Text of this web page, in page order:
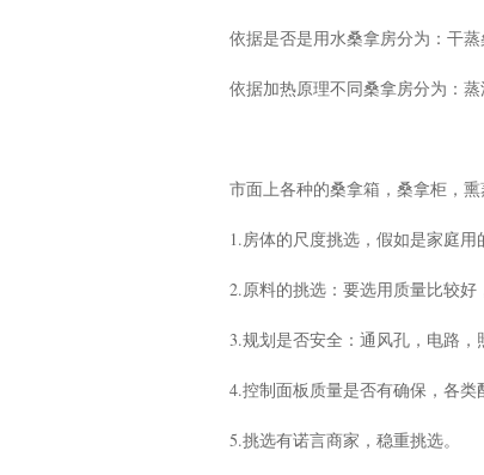
依据是否是用水桑拿房分为：干蒸
依据加热原理不同桑拿房分为：
市面上各种的桑拿箱，桑拿柜，
1.房体的尺度挑选，假如是家庭
2.原料的挑选：要选用质量比较好
3.规划是否安全：通风孔，电路，
4.控制面板质量是否有确保，各类
5.挑选有诺言商家，稳重挑选。